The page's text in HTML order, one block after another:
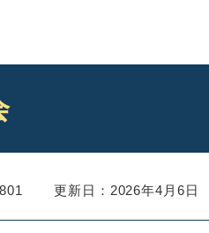
更新日：2026年4月6日